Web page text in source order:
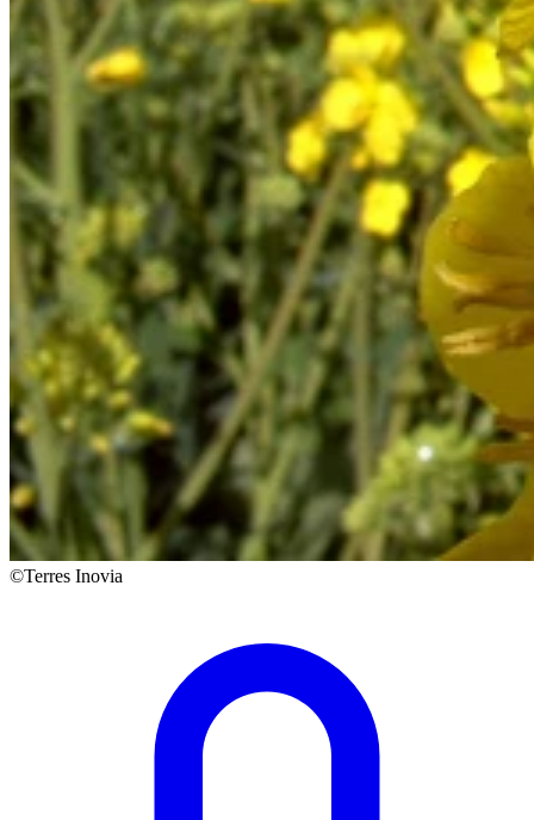
©Terres Inovia